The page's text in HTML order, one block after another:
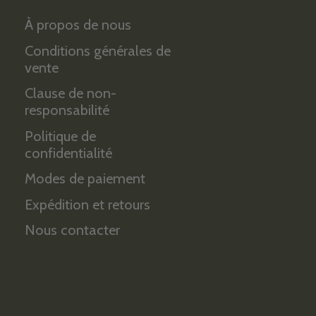
À propos de nous
Conditions générales de
vente
Clause de non-
responsabilité
Politique de
confidentialité
Modes de paiement
Expédition et retours
Nous contacter